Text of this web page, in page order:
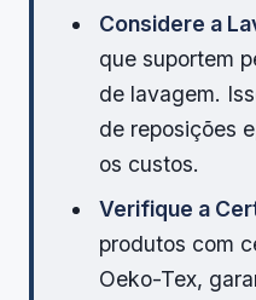
Considere a
que suportem
de lavagem.
de reposições
os custos.
Verifique a
produtos com
Oeko-Tex,